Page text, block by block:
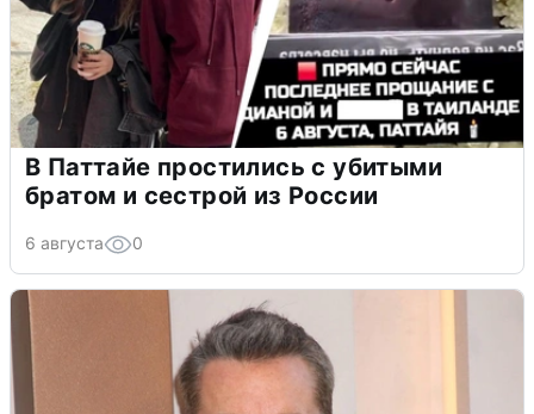
В Паттайе простились с убитыми
братом и сестрой из России
6 августа 0